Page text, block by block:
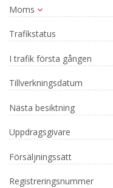
Moms
Trafikstatus
I trafik första gången
Tillverkningsdatum
Nästa besiktning
Uppdragsgivare
Försäljningssätt
Registreringsnummer